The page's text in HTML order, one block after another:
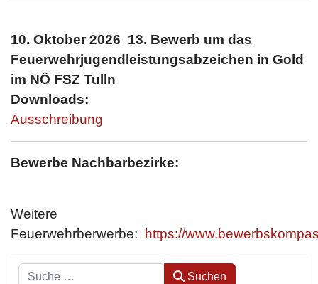
10. Oktober 2026 13. Bewerb um das
Feuerwehrjugendleistungsabzeichen in Gold
im NÖ FSZ Tulln
Downloads:
Ausschreibung
Bewerbe Nachbarbezirke:
Weitere
Feuerwehrberwerbe:
https://
Suchen Suchen